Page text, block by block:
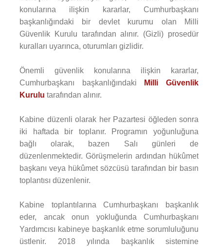
konularına ilişkin kararlar, Cumhurbaşkanı
başkanlığındaki bir devlet kurumu olan Milli
Güvenlik Kurulu tarafından alınır. (Gizli) prosedür
kuralları uyarınca, oturumları gizlidir.
Önemli güvenlik konularına ilişkin kararlar,
Cumhurbaşkanı başkanlığındaki
Milli Güvenlik
Kurulu tarafından alınır.
Kabine düzenli olarak her Pazartesi öğleden sonra
iki haftada bir toplanır. Programın yoğunluğuna
bağlı olarak, bazen Salı günleri de
düzenlenmektedir. Görüşmelerin ardından hükûmet
başkanı veya hükûmet sözcüsü tarafından bir basın
toplantısı düzenlenir.
Kabine toplantılarına Cumhurbaşkanı başkanlık
eder, ancak onun yokluğunda Cumhurbaşkanı
Yardımcısı kabineye başkanlık etme sorumluluğunu
üstlenir. 2018 yılında başkanlık sistemine